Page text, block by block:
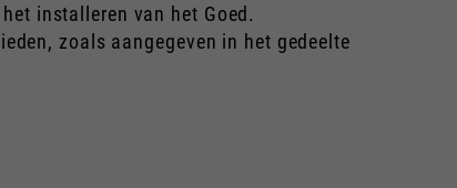
installeren van het Goed.
zoals aangegeven in het gedeelte